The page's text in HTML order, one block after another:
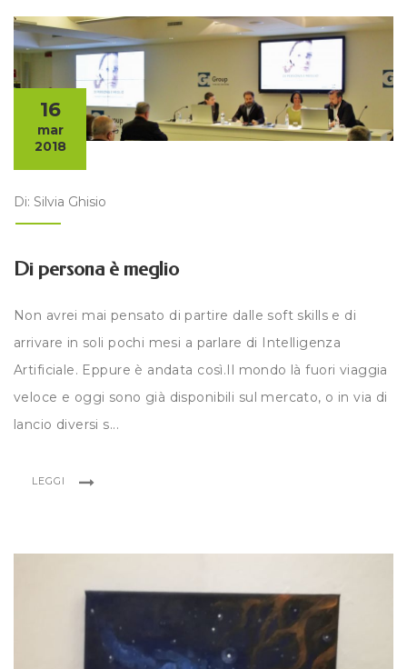
16
mar
2018
Di: Silvia Ghisio
Di persona è meglio
Non avrei mai pensato di partire dalle soft skills e di
arrivare in soli pochi mesi a parlare di Intelligenza
Artificiale. Eppure è andata così.Il mondo là fuori viaggia
veloce e oggi sono già disponibili sul mercato, o in via di
lancio diversi s...
LEGGI